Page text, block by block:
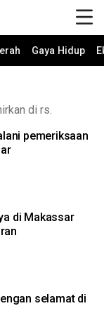
Gaya Hidup
di rs.
pemeriksaan
di Makassar
selamat di